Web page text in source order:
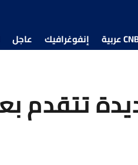
إنفوغرافيك عاجل
تتقدم